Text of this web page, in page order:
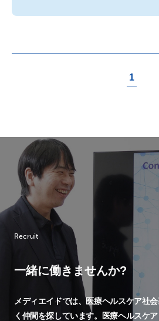
1
Recruit
一緒に働きませんか?
メディエイドでは、医療ヘルスケア社
く仲間を探しています。
医療ヘルスケ